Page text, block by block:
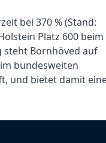
bei 370 % (Stand:
Platz 600 beim
steht Bornhöved auf
bundesweiten
und bietet damit